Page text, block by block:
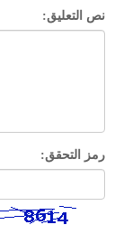
نص التعليق:
رمز التحقق: